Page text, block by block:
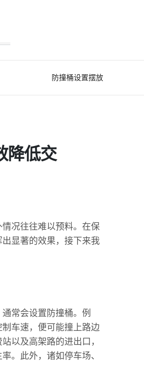
防撞桶设置摆放
降低交
况往往难以预料。在保
显著的效果，接下来我
常会设置防撞桶。例
车速，便可能撞上路边
以及高架路的进出口，
。此外，诸如停车场、